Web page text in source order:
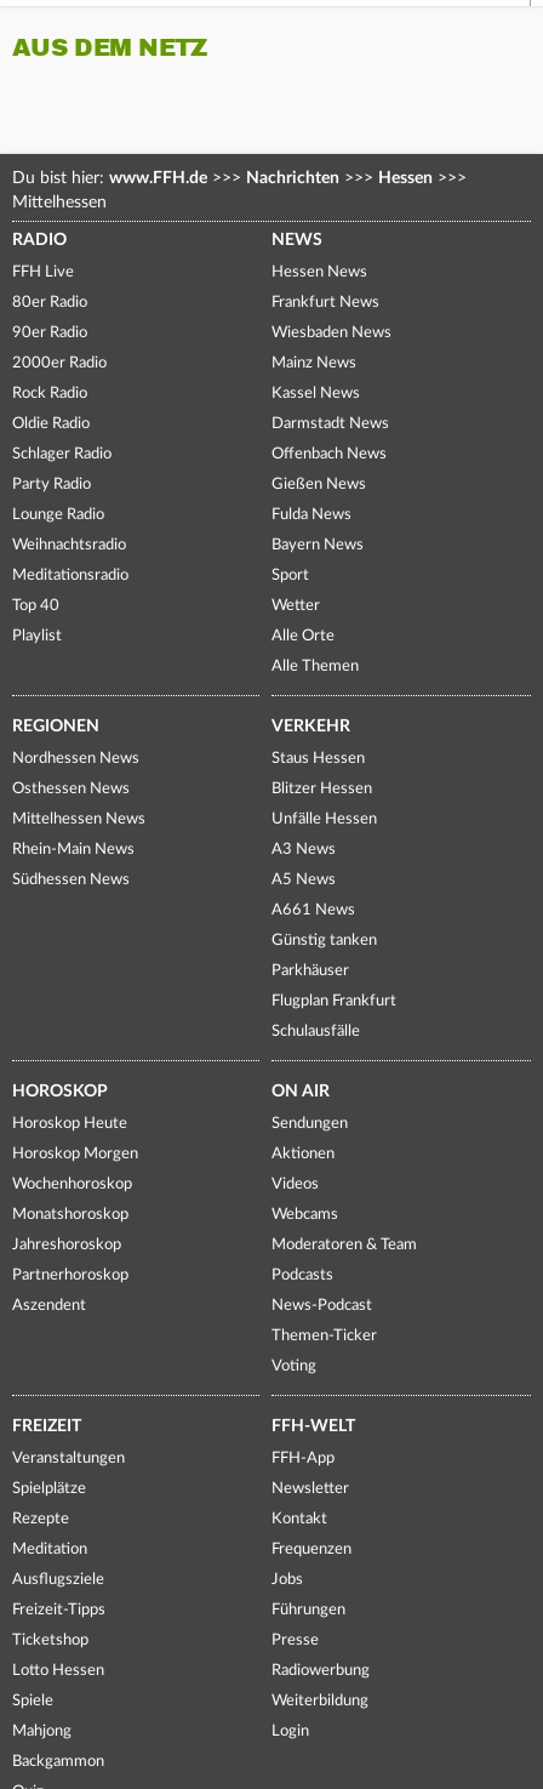
AUS DEM NETZ
Du bist hier: www.FFH.de >>> Nachrichten >>> Hessen >>>
Mittelhessen
RADIO
FFH Live
80er Radio
90er Radio
2000er Radio
Rock Radio
Oldie Radio
Schlager Radio
Party Radio
Lounge Radio
Weihnachtsradio
Meditationsradio
Top 40
Playlist
NEWS
Hessen News
Frankfurt News
Wiesbaden News
Mainz News
Kassel News
Darmstadt News
Offenbach News
Gießen News
Fulda News
Bayern News
Sport
Wetter
Alle Orte
Alle Themen
REGIONEN
Nordhessen News
Osthessen News
Mittelhessen News
Rhein-Main News
Südhessen News
VERKEHR
Staus Hessen
Blitzer Hessen
Unfälle Hessen
A3 News
A5 News
A661 News
Günstig tanken
Parkhäuser
Flugplan Frankfurt
Schulausfälle
HOROSKOP
Horoskop Heute
Horoskop Morgen
Wochenhoroskop
Monatshoroskop
Jahreshoroskop
Partnerhoroskop
Aszendent
ON AIR
Sendungen
Aktionen
Videos
Webcams
Moderatoren & Team
Podcasts
News-Podcast
Themen-Ticker
Voting
FREIZEIT
Veranstaltungen
Spielplätze
Rezepte
Meditation
Ausflugsziele
Freizeit-Tipps
Ticketshop
Lotto Hessen
Spiele
Mahjong
Backgammon
FFH-WELT
FFH-App
Newsletter
Kontakt
Frequenzen
Jobs
Führungen
Presse
Radiowerbung
Weiterbildung
Login